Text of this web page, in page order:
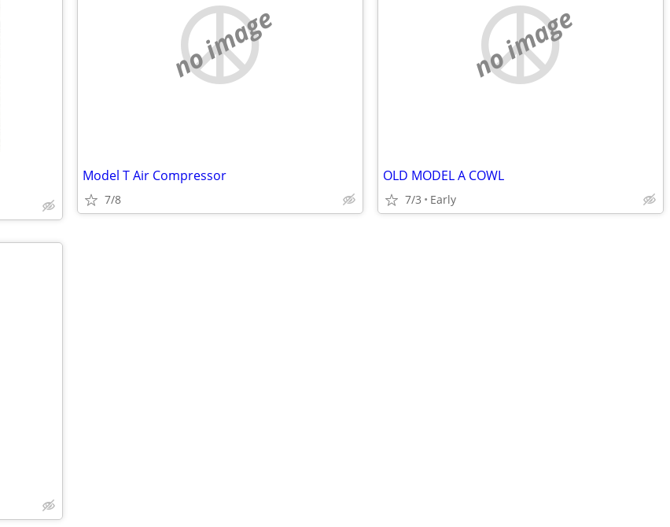
no image
Model T Air Compressor
7/8
no image
OLD MODEL A COWL
7/3 Early